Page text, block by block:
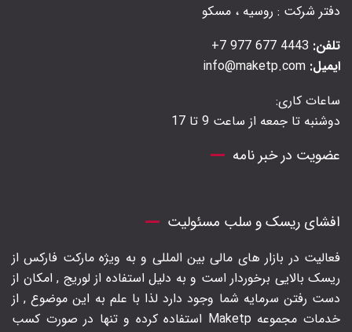
دفتر شرکت : روسیه ، مسکو
تلفن:
ایمیل:
ساعات کاری:
دوشنبه تا جمعه از ساعت 9 تا 17
عضویت در خبر نامه
افشای ریسک و سلب مسئولیت
فعالیت در بازار های مالی بین المللی و به ویژه مارکت فارکس از
ریسک بالایی برخوردار است و به دلیل استفاده از لوریج , امکان از
دست رفتن سرمایه شما وجود دارد لذا با علم به این موضوع , از
خدمات مجموعه Maketp استفاده کرده و تنها در صورت کسب